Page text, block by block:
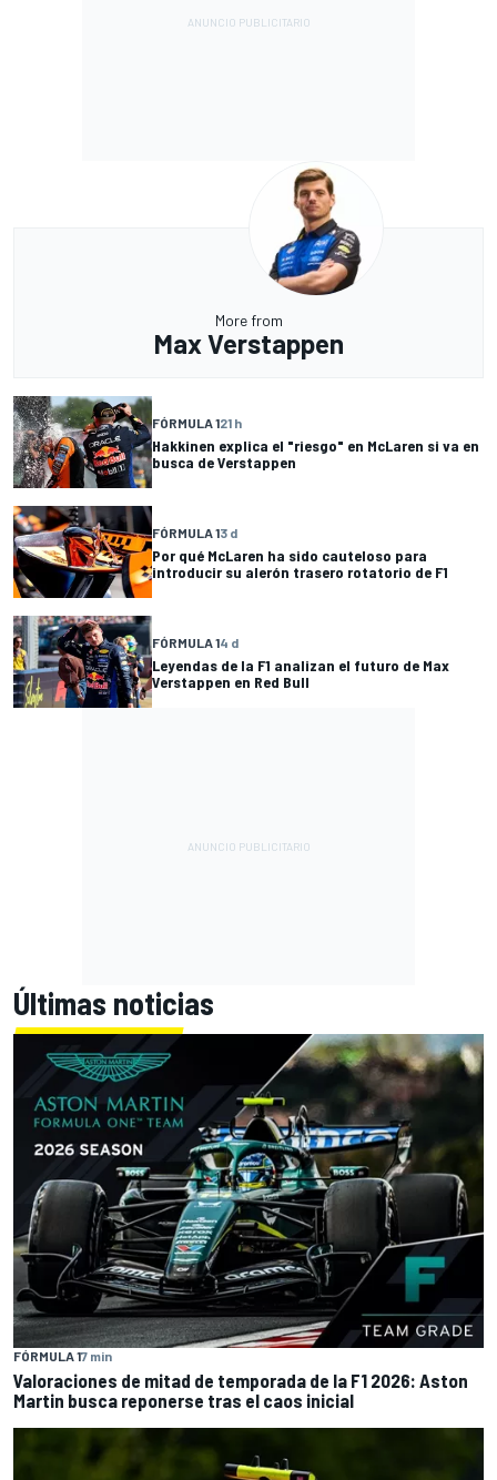
More from
Max Verstappen
FÓRMULA 121 h
Hakkinen explica el "riesgo" en McLaren si va en
busca de Verstappen
FÓRMULA 13 d
Por qué McLaren ha sido cauteloso para
introducir su alerón trasero rotatorio de F1
FÓRMULA 14 d
Leyendas de la F1 analizan el futuro de Max
Verstappen en Red Bull
Últimas noticias
FÓRMULA 17 min
Valoraciones de mitad de temporada de la F1 2026: Aston
Martin busca reponerse tras el caos inicial